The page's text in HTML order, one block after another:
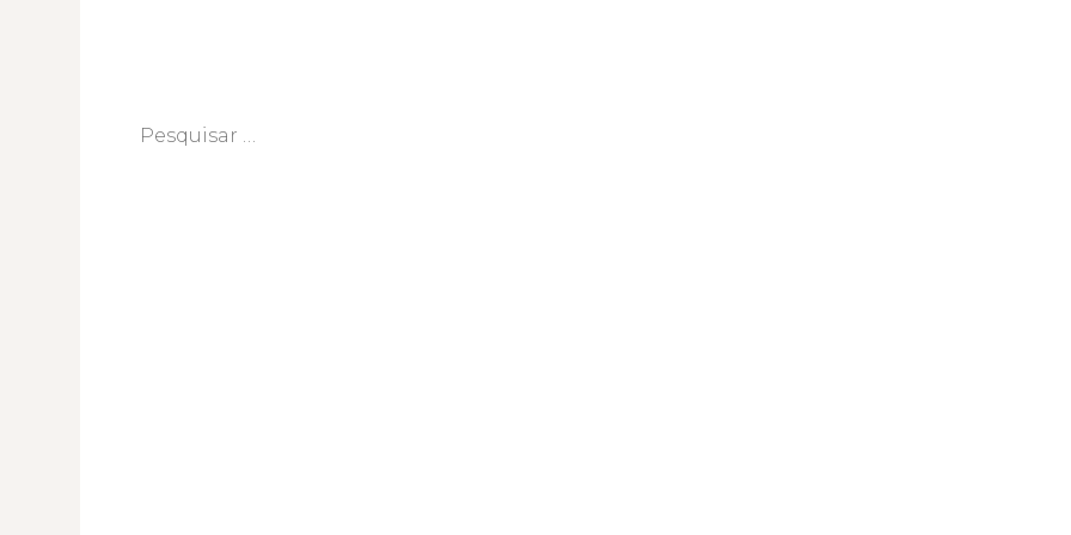
Pesquisar